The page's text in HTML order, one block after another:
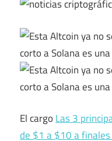
El cargo Las 3
de $1 a $10 a